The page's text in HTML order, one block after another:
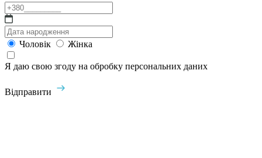
Чоловік Жінка
Я даю свою згоду на обробку персональних даних
Відправити